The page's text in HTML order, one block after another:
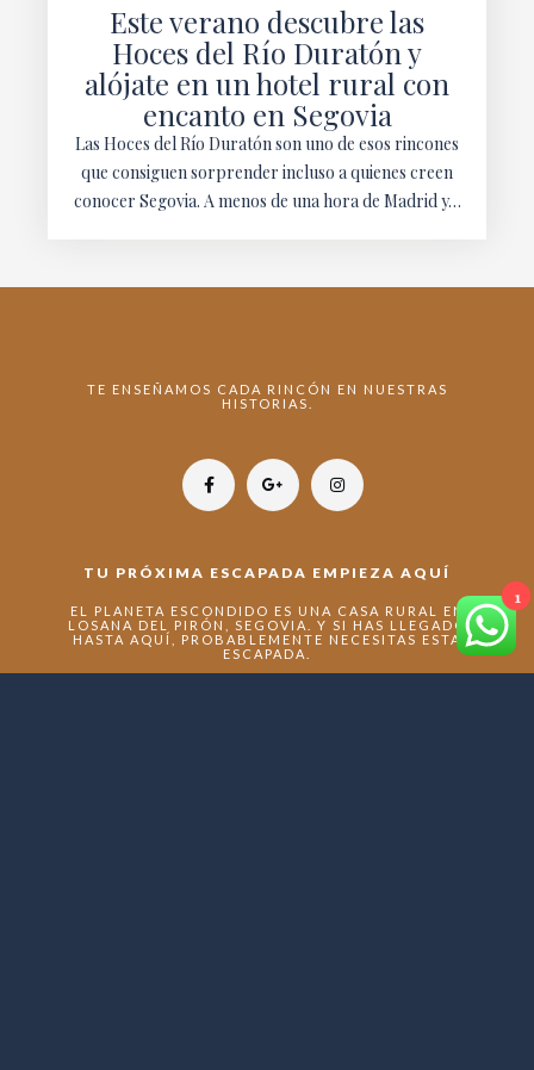
Este verano descubre las
Hoces del Río Duratón y
alójate en un hotel rural con
encanto en Segovia
Las Hoces del Río Duratón son uno de esos rincones
que consiguen sorprender incluso a quienes creen
conocer Segovia. A menos de una hora de Madrid y…
TE ENSEÑAMOS CADA RINCÓN EN NUESTRAS
HISTORIAS.
TU PRÓXIMA ESCAPADA EMPIEZA AQUÍ
EL PLANETA ESCONDIDO ES UNA CASA RURAL EN
LOSANA DEL PIRÓN, SEGOVIA. Y SI HAS LLEGADO
HASTA AQUÍ, PROBABLEMENTE NECESITAS ESTA
ESCAPADA.
1